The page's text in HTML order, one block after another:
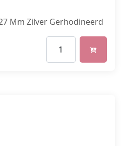
Mm Zilver Gerhodineerd